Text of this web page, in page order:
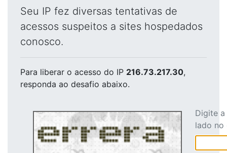
Seu IP fez diversas tentativas de
acessos suspeitos a sites hospedados
conosco.
Para liberar o acesso do IP 216.73.217.30,
responda ao desafio abaixo.
Digite
lado no